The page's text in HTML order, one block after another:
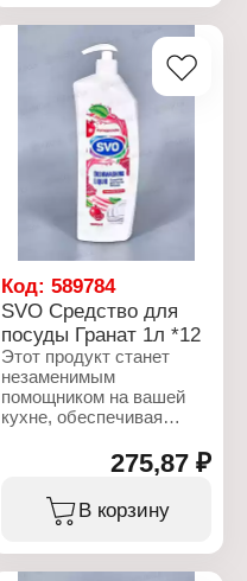
Вариация: Стиральный
Название: Маракуйя
Тип стирки: для
машинной стирки
Тип белья: для цветного
и белого белья
Код:589784
SVO Средство для
посуды Гранат 1л *12
Этот продукт станет
незаменимым
помощником на вашей
кухне, обеспечивая
свежесть. Специально
разработанная формула
эффективно
справляется с жиром и
посуду чистой и
275,87 ₽
В корзину